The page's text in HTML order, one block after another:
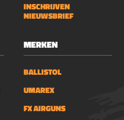
INSCHRIJVEN
NIEUWSBRIEF
MERKEN
BALLISTOL
UMAREX
FX AIRGUNS